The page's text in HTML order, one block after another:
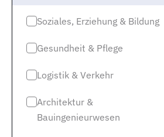
Soziales, Erziehung & Bildung
Gesundheit & Pflege
Logistik & Verkehr
Architektur &
Bauingenieurwesen